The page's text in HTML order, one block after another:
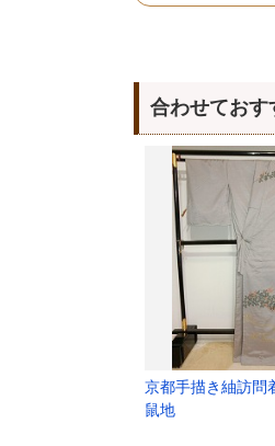
合わせておす
京都手描き紬訪
鼠地